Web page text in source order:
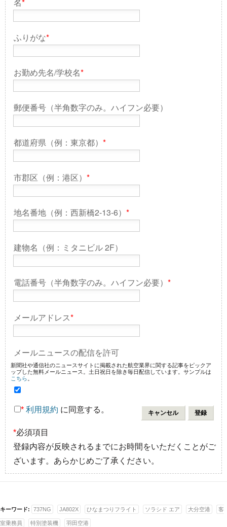
名*
ふりがな*
お勤め先名/学校名*
郵便番号（半角数字のみ。ハイフン必要）
都道府県（例：東京都） *
市郡区（例：港区） *
地名番地（例：西新橋2-13-6） *
建物名（例：ミタニビル 2F）
電話番号（半角数字のみ。ハイフン必要） *
メールアドレス*
メールニュースの配信を許可
新聞社や通信社のニュースサイトに掲載された航空業界に関する記事をピックア
ップした無料メールニュース。土日祝日を除き毎日配信しています。サンプルは
こちら
* 利用規約 に同意する。
*必須項目
登録内容が反映されるまでにお時間をいただくことがご
ざいます。あらかじめご了承ください。
キーワード: 737NG JA802X ひなまつりフライト ソラシド エア 大分空港 客
室乗務員 特別塗装機 羽田空港